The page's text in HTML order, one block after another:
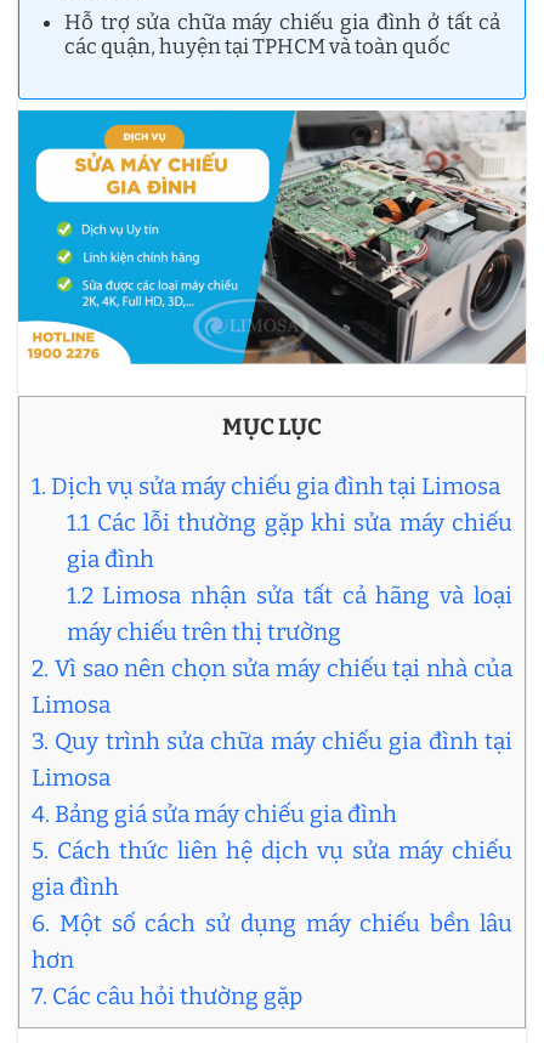
Hỗ trợ sửa chữa máy chiếu gia đình ở tất cả
các quận, huyện tại TPHCM và toàn quốc
MỤC LỤC
1. Dịch vụ sửa máy chiếu gia đình tại Limosa
1.1 Các lỗi thường gặp khi sửa máy chiếu
gia đình
1.2 Limosa nhận sửa tất cả hãng và loại
máy chiếu trên thị trường
2. Vì sao nên chọn sửa máy chiếu tại nhà của
Limosa
3. Quy trình sửa chữa máy chiếu gia đình tại
Limosa
4. Bảng giá sửa máy chiếu gia đình
5. Cách thức liên hệ dịch vụ sửa máy chiếu
gia đình
6. Một số cách sử dụng máy chiếu bền lâu
hơn
7. Các câu hỏi thường gặp